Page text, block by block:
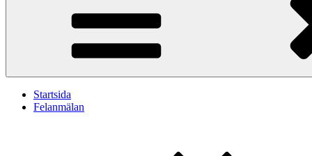
Startsida
Felanmälan